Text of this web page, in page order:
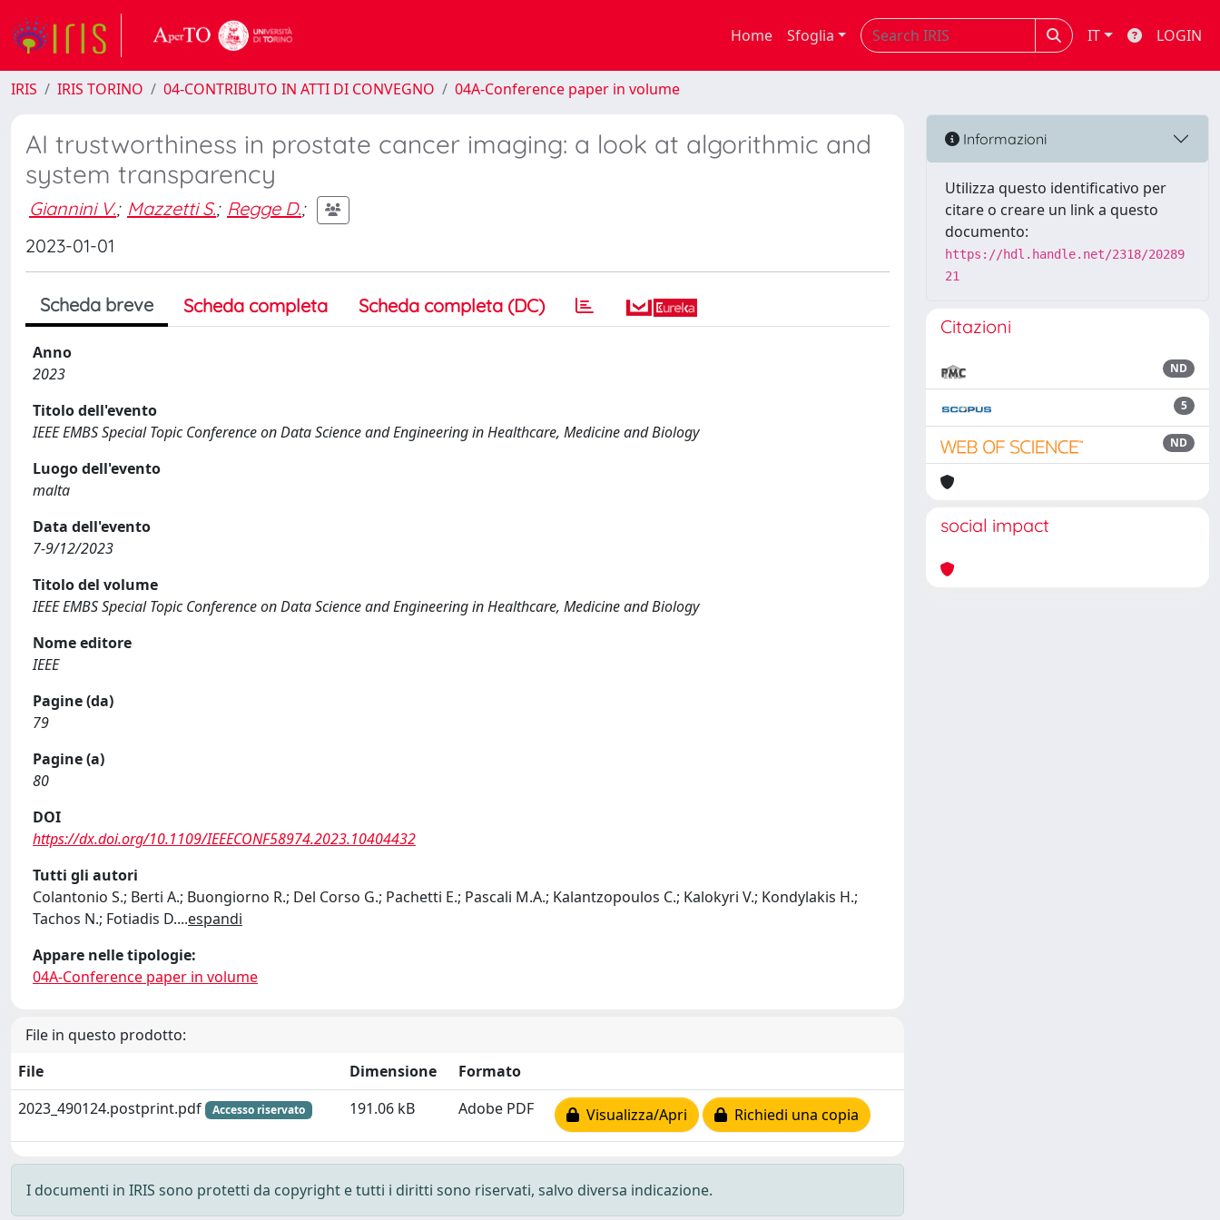
Home Sfoglia IT LOGIN
IRIS IRIS TORINO 04-CONTRIBUTO IN ATTI DI CONVEGNO 04A-Conference paper in volume
AI trustworthiness in prostate cancer imaging: a look at algorithmic and
system transparency
Giannini V.; Mazzetti S.; Regge D.;
2023-01-01
Scheda breve Scheda completa Scheda completa (DC)
Anno
2023
Titolo dell'evento
IEEE EMBS Special Topic Conference on Data Science and Engineering in Healthcare, Medicine and Biology
Luogo dell'evento
malta
Data dell'evento
7-9/12/2023
Titolo del volume
IEEE EMBS Special Topic Conference on Data Science and Engineering in Healthcare, Medicine and Biology
Nome editore
IEEE
Pagine (da)
79
Pagine (a)
80
DOI
https://dx.doi.org/10.1109/IEEECONF58974.2023.10404432
Tutti gli autori
Colantonio S.; Berti A.; Buongiorno R.; Del Corso G.; Pachetti E.; Pascali M.A.; Kalantzopoulos C.; Kalokyri V.; Kondylakis H.;
Tachos N.; Fotiadis D....espandi
Appare nelle tipologie:
04A-Conference paper in volume
File in questo prodotto:
File
Dimensione
Formato
2023_490124.postprint.pdf
Accesso riservato 191.06 kB Adobe PDF Visualizza/Apri Richiedi una copia
I documenti in IRIS sono protetti da copyright e tutti i diritti sono riservati, salvo diversa indicazione.
Informazioni
Utilizza questo identificativo per
citare o creare un link a questo
documento:
https://hdl.handle.net/2318/20289
21
Citazioni
ND
5
ND
social impact